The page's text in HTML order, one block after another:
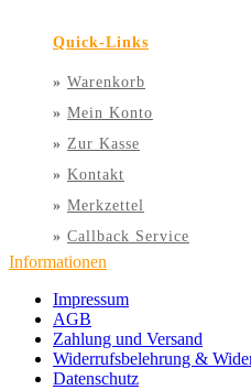
Quick-Links
» Warenkorb
» Mein Konto
» Zur Kasse
» Kontakt
» Merkzettel
» Callback Service
Informationen
Impressum
AGB
Zahlung und Versand
Widerrufsbelehrung &
Datenschutz